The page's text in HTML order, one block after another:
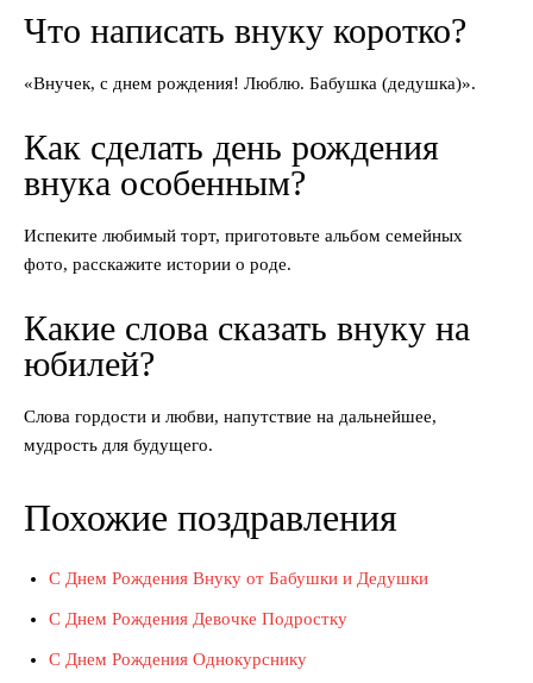
Что написать внуку коротко?
«Внучек, с днем рождения! Люблю. Бабушка (дедушка)».
Как сделать день рождения
внука особенным?
Испеките любимый торт, приготовьте альбом семейных
фото, расскажите истории о роде.
Какие слова сказать внуку на
юбилей?
Слова гордости и любви, напутствие на дальнейшее,
мудрость для будущего.
Похожие поздравления
С Днем Рождения Внуку от Бабушки и Дедушки
С Днем Рождения Девочке Подростку
С Днем Рождения Однокурснику